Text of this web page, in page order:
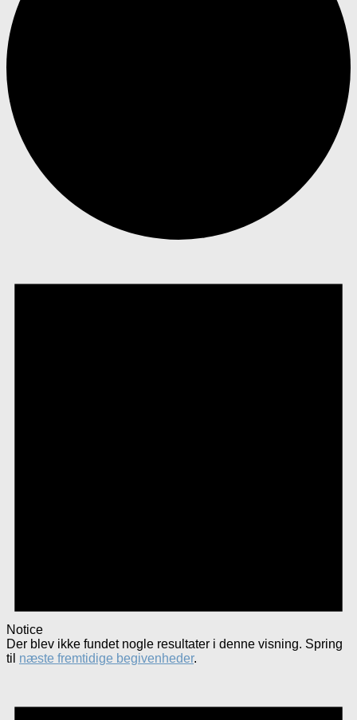
Notice
Der blev ikke fundet nogle resultater i denne visning. Spring
til næste fremtidige begivenheder.